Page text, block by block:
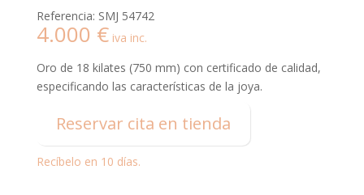
Referencia: SMJ 54742
4.000 € iva inc.
Oro de 18 kilates (750 mm) con certificado de calidad,
especificando las características de la joya.
Reservar cita en tienda
Recíbelo en 10 días.